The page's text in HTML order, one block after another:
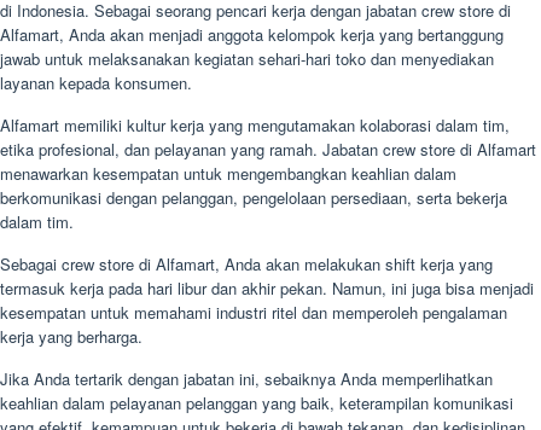
di Indonesia. Sebagai seorang pencari kerja dengan jabatan crew store di
Alfamart, Anda akan menjadi anggota kelompok kerja yang bertanggung
jawab untuk melaksanakan kegiatan sehari-hari toko dan menyediakan
layanan kepada konsumen.
Alfamart memiliki kultur kerja yang mengutamakan kolaborasi dalam tim,
etika profesional, dan pelayanan yang ramah. Jabatan crew store di Alfamart
menawarkan kesempatan untuk mengembangkan keahlian dalam
berkomunikasi dengan pelanggan, pengelolaan persediaan, serta bekerja
dalam tim.
Sebagai crew store di Alfamart, Anda akan melakukan shift kerja yang
termasuk kerja pada hari libur dan akhir pekan. Namun, ini juga bisa menjadi
kesempatan untuk memahami industri ritel dan memperoleh pengalaman
kerja yang berharga.
Jika Anda tertarik dengan jabatan ini, sebaiknya Anda memperlihatkan
keahlian dalam pelayanan pelanggan yang baik, keterampilan komunikasi